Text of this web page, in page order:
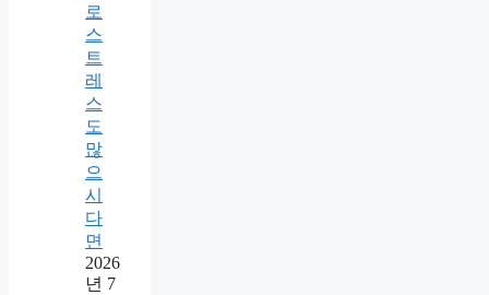
로
스
트
레
스
도
많
으
시
다
면
2026
년 7